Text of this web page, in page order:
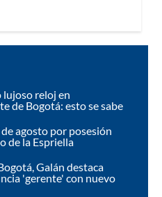
lujoso reloj en
de Bogotá: esto se sabe
agosto por posesión
de la Espriella
Galán destaca
'gerente' con nuevo